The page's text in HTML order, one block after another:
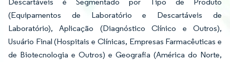
(Equipamentos de Laboratório e Descartáveis de
Laboratório), Aplicação (Diagnóstico Clínico e Outros),
Usuário Final (Hospitais e Clínicas, Empresas Farmacêuticas e
de Biotecnologia e Outros) e Geografia (América do Norte,